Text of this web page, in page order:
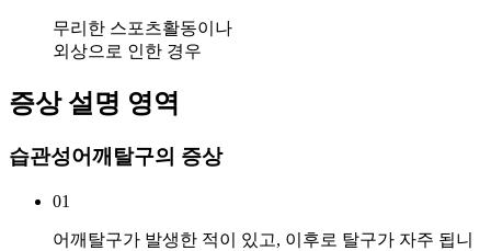
무리한 스포츠활동이나
외상으로 인한 경우
증상 설명 영역
습관성어깨탈구의 증상
01
어깨탈구가 발생한 적이 있고, 이후로 탈구가 자주 됩니